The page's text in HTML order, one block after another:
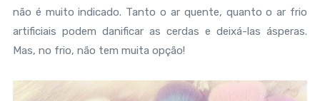
não é muito indicado. Tanto o ar quente, quanto o ar frio
artificiais podem danificar as cerdas e deixá-las ásperas.
Mas, no frio, não tem muita opção!